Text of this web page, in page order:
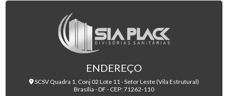
ENDEREÇO
SCSV Quadra 1, Conj 02 Lote 11 - Setor Leste (Vila Estrutural)
Brasília - DF - CEP: 71262-110